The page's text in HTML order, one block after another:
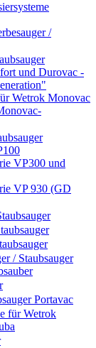
/
und Durovac -
Wetrok Monovac
VP300 und
VP 930 (GD
/ Staubsauger
Portavac
für Wetrok